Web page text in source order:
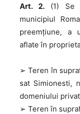
Art. 2. (1) Se
municipiul
preemțiune, a
aflate în
➢ Teren în
sat Simionesti,
domeniului
➢ Teren în